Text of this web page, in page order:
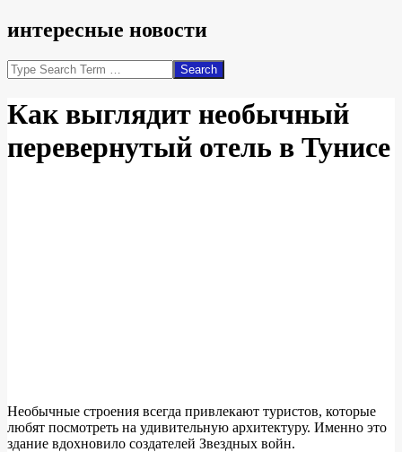
интересные новости
Search
Как выглядит необычный
перевернутый отель в Тунисе
Необычные строения всегда привлекают туристов, которые
любят посмотреть на удивительную архитектуру. Именно это
здание вдохновило создателей Звездных войн.